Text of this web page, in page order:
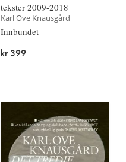
tekster 2009-2018
Karl Ove Knausgård
Innbundet
kr 399